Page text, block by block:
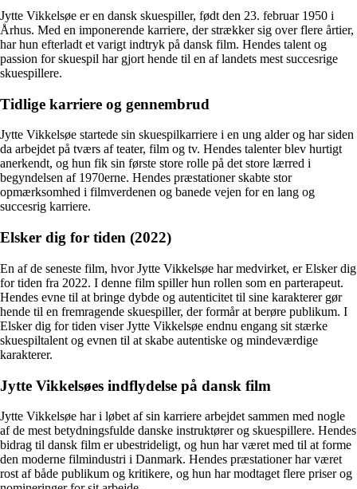
Jytte Vikkelsøe er en dansk skuespiller, født den 23. februar 1950 i
Århus. Med en imponerende karriere, der strækker sig over flere årtier,
har hun efterladt et varigt indtryk på dansk film. Hendes talent og
passion for skuespil har gjort hende til en af landets mest succesrige
skuespillere.
Tidlige karriere og gennembrud
Jytte Vikkelsøe startede sin skuespilkarriere i en ung alder og har siden
da arbejdet på tværs af teater, film og tv. Hendes talenter blev hurtigt
anerkendt, og hun fik sin første store rolle på det store lærred i
begyndelsen af 1970erne. Hendes præstationer skabte stor
opmærksomhed i filmverdenen og banede vejen for en lang og
succesrig karriere.
Elsker dig for tiden (2022)
En af de seneste film, hvor Jytte Vikkelsøe har medvirket, er Elsker dig
for tiden fra 2022. I denne film spiller hun rollen som en parterapeut.
Hendes evne til at bringe dybde og autenticitet til sine karakterer gør
hende til en fremragende skuespiller, der formår at berøre publikum. I
Elsker dig for tiden viser Jytte Vikkelsøe endnu engang sit stærke
skuespiltalent og evnen til at skabe autentiske og mindeværdige
karakterer.
Jytte Vikkelsøes indflydelse på dansk film
Jytte Vikkelsøe har i løbet af sin karriere arbejdet sammen med nogle
af de mest betydningsfulde danske instruktører og skuespillere. Hendes
bidrag til dansk film er ubestrideligt, og hun har været med til at forme
den moderne filmindustri i Danmark. Hendes præstationer har været
rost af både publikum og kritikere, og hun har modtaget flere priser og